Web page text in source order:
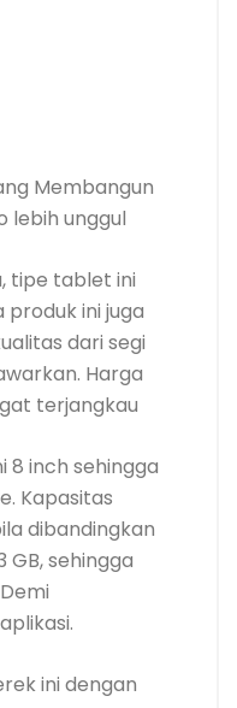
Membangun
lebih unggul
tipe tablet ini
ini juga
dari segi
Harga
terjangkau
8 inch sehingga
Kapasitas
dibandingkan
GB, sehingga
ini dengan